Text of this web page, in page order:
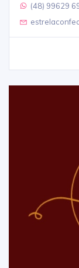
(48) 99629